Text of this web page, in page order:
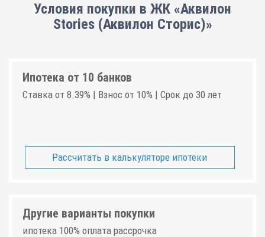
Условия покупки в ЖК «Аквилон
Stories (Аквилон Сторис)»
Ипотека от 10 банков
Ставка от 8.39% | Взнос от 10% | Срок до 30 лет
Рассчитать в калькуляторе ипотеки
Другие варианты покупки
ипотека 100% оплата рассрочка